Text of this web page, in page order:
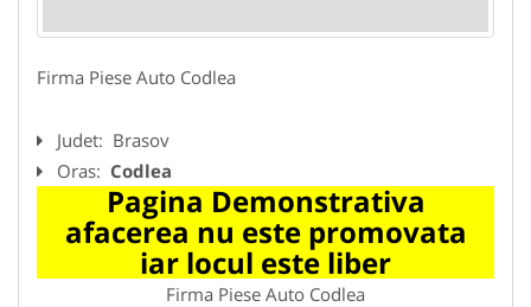
Firma Piese Auto Codlea
Judet: Brasov
Oras: Codlea
Pagina Demonstrativa
afacerea nu este promovata
iar locul este liber
Firma Piese Auto Codlea